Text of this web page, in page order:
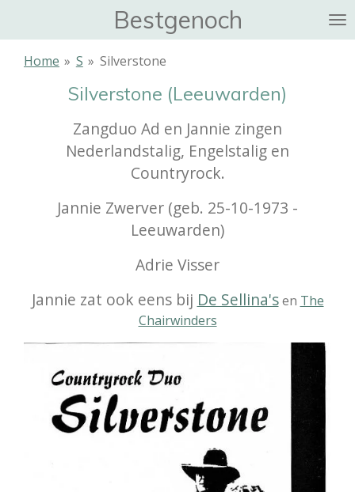
naar
hoofdinhoud
Bestgenoch
Home » S » Silverstone
Silverstone (Leeuwarden)
Zangduo Ad en Jannie zingen
Nederlandstalig, Engelstalig en
Countryrock.
Jannie Zwerver (geb. 25-10-1973 -
Leeuwarden)
Adrie Visser
Jannie zat ook eens bij De Sellina'sen The
Chairwinders